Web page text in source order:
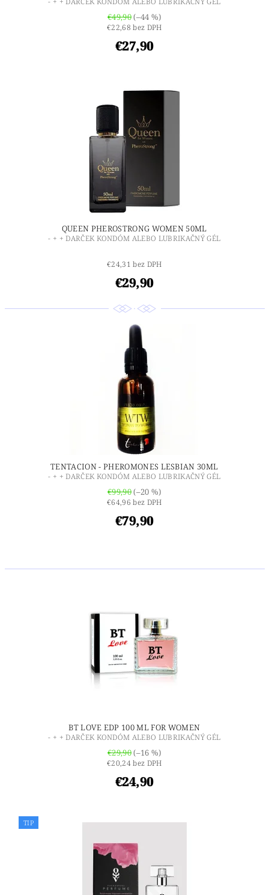
€49,90(–44 %)
€22,68 bez DPH
€27,90
QUEEN PHEROSTRONG WOMEN 50ML
- + + DARČEK KONDÓM ALEBO LUBRIKAČNÝ GÉL
€24,31 bez DPH
€29,90
TENTACION - PHEROMONES LESBIAN 30ML
- + + DARČEK KONDÓM ALEBO LUBRIKAČNÝ GÉL
€99,90(–20 %)
€64,96 bez DPH
€79,90
BT LOVE EDP 100 ML FOR WOMEN
- + + DARČEK KONDÓM ALEBO LUBRIKAČNÝ GÉL
€29,90(–16 %)
€20,24 bez DPH
€24,90
TIP